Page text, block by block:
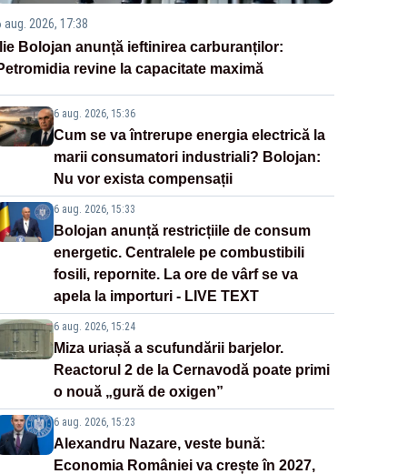
aug. 2026, 17:38
Bolojan anunță ieftinirea carburanților:
revine la capacitate maximă
6 aug. 2026, 15:36
Cum se va întrerupe energia electrică la
marii consumatori industriali? Bolojan:
Nu vor exista compensații
6 aug. 2026, 15:33
Bolojan anunță restricțiile de consum
energetic. Centralele pe combustibili
fosili, repornite. La ore de vârf se va
apela la importuri - LIVE TEXT
6 aug. 2026, 15:24
Miza uriașă a scufundării barjelor.
Reactorul 2 de la Cernavodă poate primi
o nouă „gură de oxigen”
6 aug. 2026, 15:23
Alexandru Nazare, veste bună:
Economia României va crește în 2027,